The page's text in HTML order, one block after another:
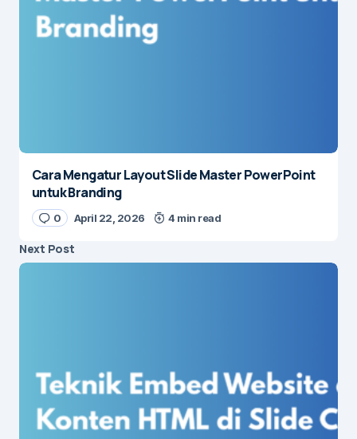
Cara Mengatur Layout Slide Master PowerPoint
untuk Branding
0 April 22, 2026 4 min read
Next Post